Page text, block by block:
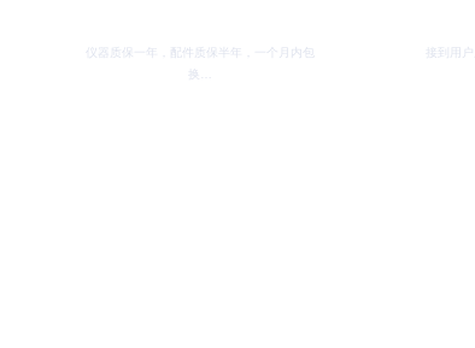
仪器质保一年，配件质保半年，一个月内包
换…
接到用